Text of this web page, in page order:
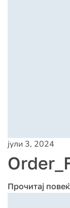
јули 3, 2024
Прочитај